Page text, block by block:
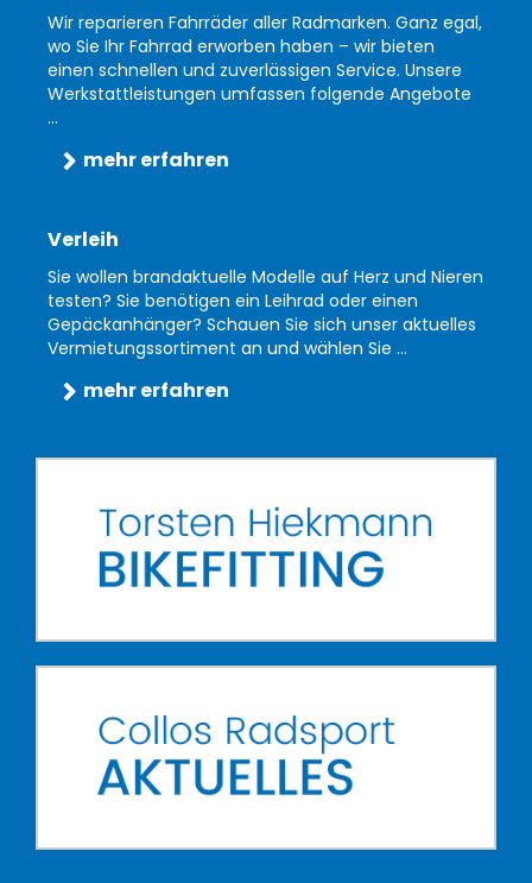
Wir reparieren Fahrräder aller Radmarken. Ganz egal,
wo Sie Ihr Fahrrad erworben haben – wir bieten
einen schnellen und zuverlässigen Service. Unsere
Werkstattleistungen umfassen folgende Angebote
...
mehr erfahren
Verleih
Sie wollen brandaktuelle Modelle auf Herz und Nieren
testen? Sie benötigen ein Leihrad oder einen
Gepäckanhänger? Schauen Sie sich unser aktuelles
Vermietungssortiment an und wählen Sie ...
mehr erfahren